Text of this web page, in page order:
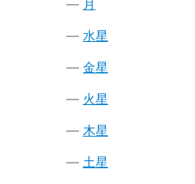
月
水星
金星
火星
木星
土星